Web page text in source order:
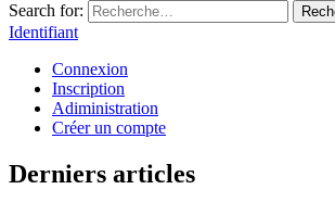
Search for:
Identifiant
Connexion
Inscription
Adiministration
Créer un compte
Derniers articles